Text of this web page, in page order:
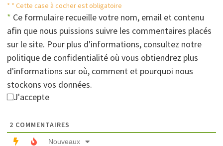
* * Cette case à cocher est obligatoire
* Ce formulaire recueille votre nom, email et contenu
afin que nous puissions suivre les commentaires placés
sur le site. Pour plus d'informations, consultez notre
politique de confidentialité où vous obtiendrez plus
d'informations sur où, comment et pourquoi nous
stockons vos données.
J'accepte
2 COMMENTAIRES
Nouveaux